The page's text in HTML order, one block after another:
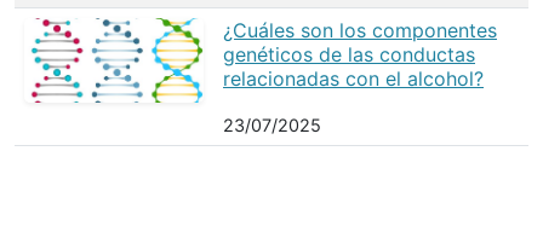
¿Cuáles son los componentes
genéticos de las conductas
relacionadas con el alcohol?
23/07/2025